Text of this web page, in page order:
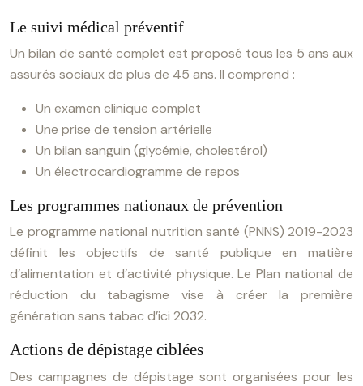
Le suivi médical préventif
Un bilan de santé complet est proposé tous les 5 ans aux
assurés sociaux de plus de 45 ans. Il comprend :
Un examen clinique complet
Une prise de tension artérielle
Un bilan sanguin (glycémie, cholestérol)
Un électrocardiogramme de repos
Les programmes nationaux de prévention
Le programme national nutrition santé (PNNS) 2019-2023
définit les objectifs de santé publique en matière
d’alimentation et d’activité physique. Le Plan national de
réduction du tabagisme vise à créer la première
génération sans tabac d’ici 2032.
Actions de dépistage ciblées
Des campagnes de dépistage sont organisées pour les